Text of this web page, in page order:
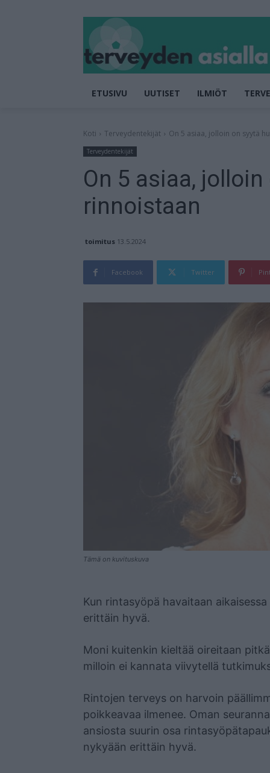
ETUSIVU UUTISET ILMIÖT
Koti Terveydentekijät On 5 asiaa, jolloin on syytä
Terveydentekijät
On 5 asiaa,
rinnoistaan
toimitus 13.5.2024
Facebook Twitter
Tämä on kuvituskuva
Kun rintasyöpä havaitaan
erittäin hyvä.
Moni kuitenkin kieltää oireitaan
milloin ei kannata viivytellä
Rintojen terveys on harvoin
poikkeavaa ilmenee. Oman
ansiosta suurin osa
nykyään erittäin hyvä.